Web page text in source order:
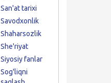
San'at tarixi
Savodxonlik
Shaharsozlik
She'riyat
Siyosiy fanlar
Sog'liqni